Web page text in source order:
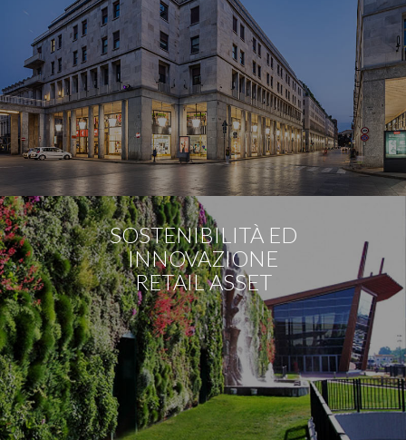
SOSTENIBILITÀ ED
INNOVAZIONE
RETAIL ASSET